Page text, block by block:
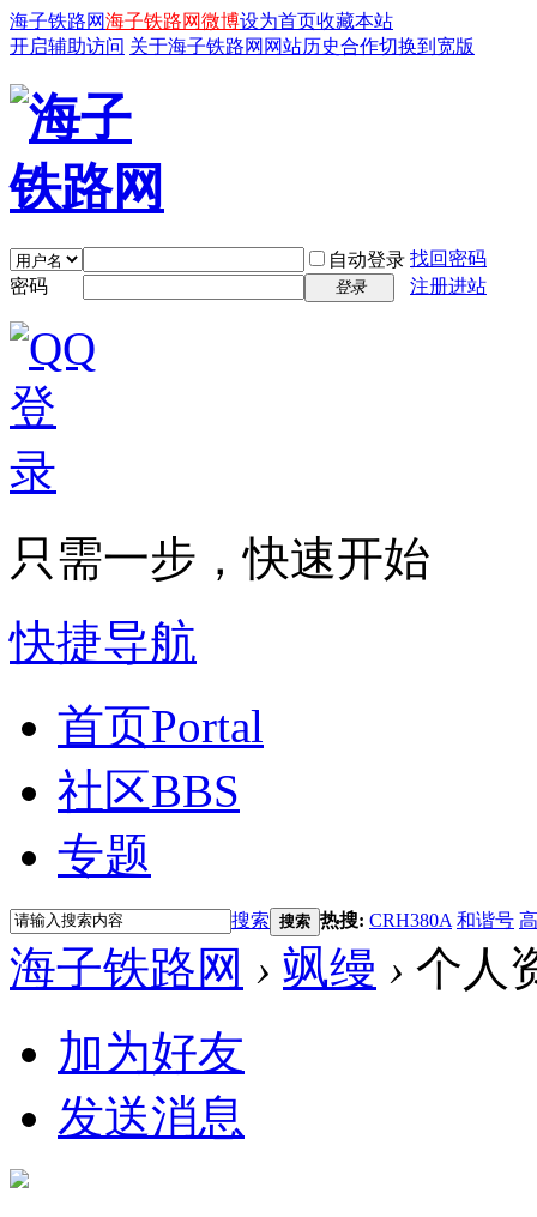
海子铁路网海子铁路网微博设为首页收藏本站
开启辅助访问 关于海子铁路网 网站历史合作切换到宽版
自动登录 找回密码
密码
登录 注册进站
只需一步，快速开始
快捷导航
首页Portal
社区BBS
专题
搜索 搜索 热搜: CRH380A 和谐号
海子铁路网 › 飒缦 › 个人
加为好友
发送消息